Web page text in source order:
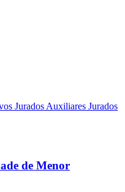
Jurados Auxiliares Jurados
de Menor